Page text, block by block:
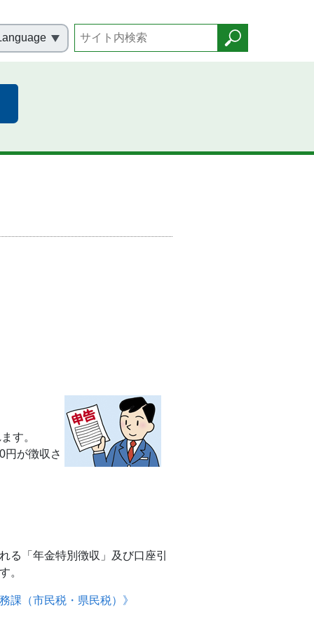
す。
円が徴収さ
る「年金特別徴収」及び口座引
。
課（市民税・県民税）》